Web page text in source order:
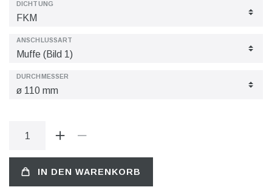
DICHTUNG
ANSCHLUSSART
DURCHMESSER
IN DEN WARENKORB